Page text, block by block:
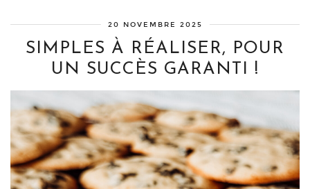
20 NOVEMBRE 2025
SIMPLES À RÉALISER, POUR
UN SUCCÈS GARANTI !